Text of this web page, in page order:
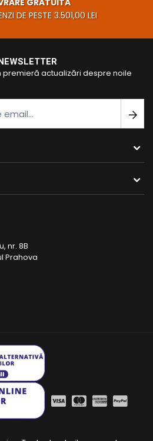
GRATUITA
DE PESTE 3.501,00 LEI
actualizări despre noile
nr. 8B
Prahova